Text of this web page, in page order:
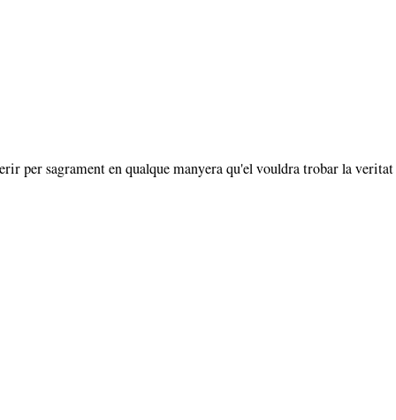
per sagrament en qualque manyera qu'el vouldra trobar la